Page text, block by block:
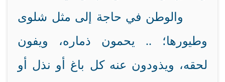
والوطن في حاجة إلى مثل شلوى
وطيورها؛ .. يحمون ذماره، ويفون
لحقه، ويذودون عنه كل باغ أو نذل أو